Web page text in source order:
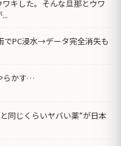
キした。そんな旦那とウワ
でPC浸水→データ完全消失も
らかす…
同じくらいヤバい薬”が日本